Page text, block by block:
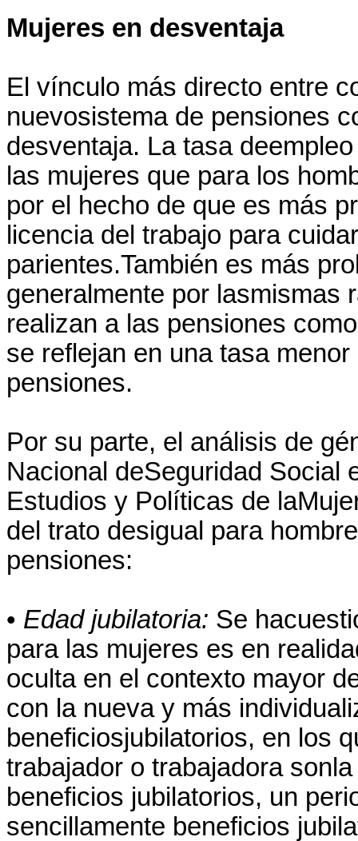
Mujeres en desventaja
El vínculo más directo entre
nuevosistema de pensiones
desventaja. La tasa
las mujeres que para los
por el hecho de que es más
licencia del trabajo para
parientes.También es más
generalmente por lasmismas
realizan a las pensiones
se reflejan en una tasa
pensiones.
Por su parte, el análisis de
Nacional deSeguridad Social
Estudios y Políticas de
del trato desigual para
pensiones:
• Edad jubilatoria: Se
para las mujeres es en
oculta en el contexto mayor
con la nueva y más
beneficiosjubilatorios, en los
trabajador o trabajadora
beneficios jubilatorios, un
sencillamente beneficios